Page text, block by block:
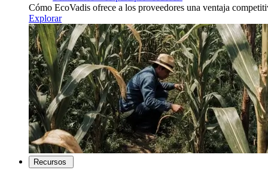
Cómo EcoVadis ofrece a los proveedores una ventaja
Explorar
Recursos